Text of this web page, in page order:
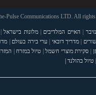
Pulse Communications LTD. All rights
| האיים המלדיבים |מלונות בישראל
|מדריך דובאי | ערי בירה בעולם |
|סקירת מוצרי חשמל| טיול במזרח |
טיול בהולנד |